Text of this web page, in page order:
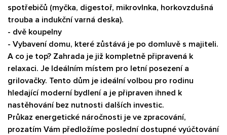
spotřebičů (myčka, digestoř, mikrovlnka, horkovzdušná
trouba a indukční varná deska).
- dvě koupelny
- Vybavení domu, které zůstává je po domluvě s majiteli.
A co je top? Zahrada je již kompletně připravená k
relaxaci. Je Ideálním místem pro letní posezení a
grilovačky. Tento dům je ideální volbou pro rodinu
hledající moderní bydlení a je připraven ihned k
nastěhování bez nutnosti dalších investic.
Průkaz energetické náročnosti je ve zpracování,
prozatím Vám předložíme poslední dostupné vyúčtování